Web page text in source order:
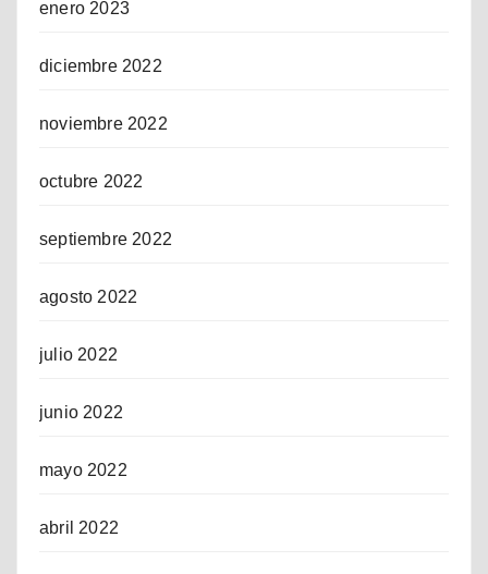
enero 2023
diciembre 2022
noviembre 2022
octubre 2022
septiembre 2022
agosto 2022
julio 2022
junio 2022
mayo 2022
abril 2022